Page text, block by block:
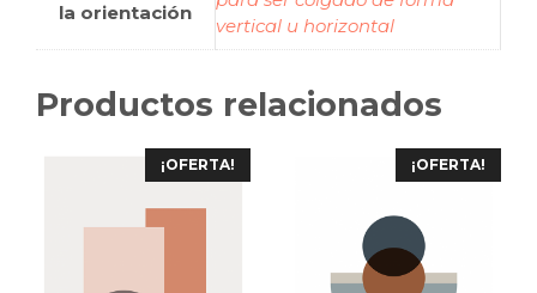
la orientación
vertical u horizontal
Productos relacionados
¡OFERTA! ¡OFERTA!